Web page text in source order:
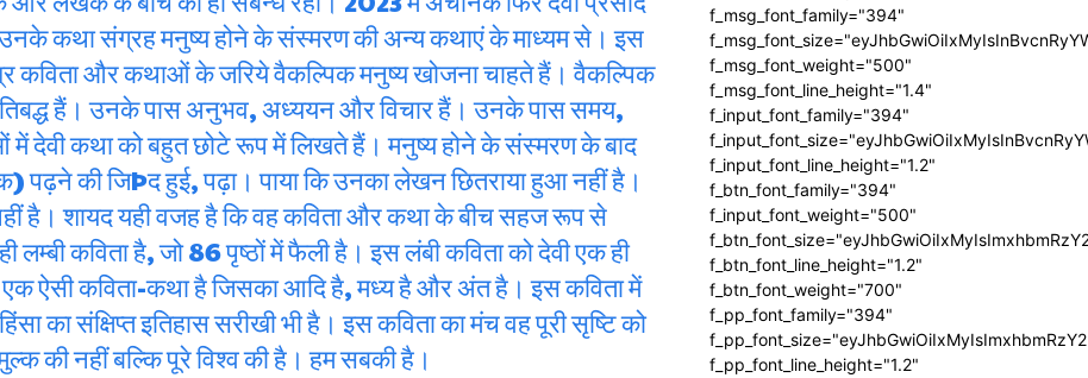
उनके कथा संग्रह मनुष्य होने के संस्मरण की अन्य कथाएं के माध्यम से। इस
कविता और कथाओं के जरिये वैकल्पिक मनुष्य खोजना चाहते हैं। वैकल्पिक
हैं। उनके पास अनुभव, अध्ययन और विचार हैं। उनके पास समय,
देवी कथा को बहुत छोटे रूप में लिखते हैं। मनुष्य होने के संस्मरण के बाद
की जिÞद हुई, पढ़ा। पाया कि उनका लेखन छितराया हुआ नहीं है।
है। शायद यही वजह है कि वह कविता और कथा के बीच सहज रूप से
कविता है, जो 86 पृष्ठों में फैली है। इस लंबी कविता को देवी एक ही
ऐसी कविता-कथा है जिसका आदि है, मध्य है और अंत है। इस कविता में
का संक्षिप्त इतिहास सरीखी भी है। इस कविता का मंच वह पूरी सृष्टि को
की नहीं बल्कि पूरे विश्व की है। हम सबकी है।
f_msg_font_family="394"
f_msg_font_weight="500"
f_msg_font_line_height="1.4"
f_input_font_family="394"
f_input_font_line_height="1.2"
f_btn_font_family="394"
f_input_font_weight="500"
f_btn_font_line_height="1.2"
f_btn_font_weight="700"
f_pp_font_family="394"
f_pp_font_line_height="1.2"